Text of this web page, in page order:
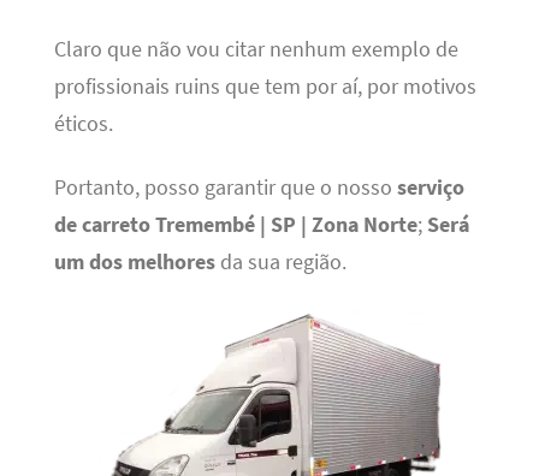
Claro que não vou citar nenhum exemplo de
profissionais ruins que tem por aí, por motivos
éticos.
Portanto, posso garantir que o nosso serviço
de carreto Tremembé | SP | Zona Norte; Será
um dos melhoresda sua região.